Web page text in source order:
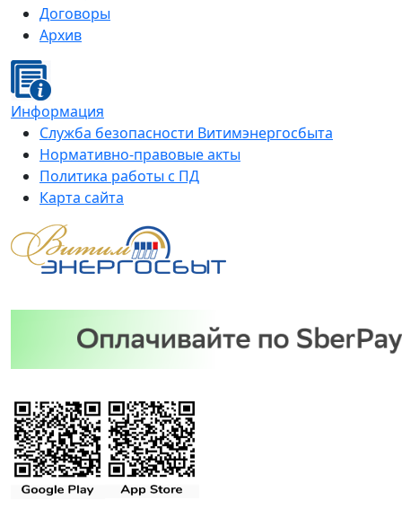
Договоры
Архив
Информация
Служба безопасности Витимэнергосбыта
Нормативно-правовые акты
Политика работы с ПД
Карта сайта